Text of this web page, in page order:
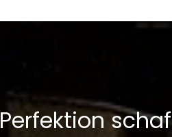
Perfektion